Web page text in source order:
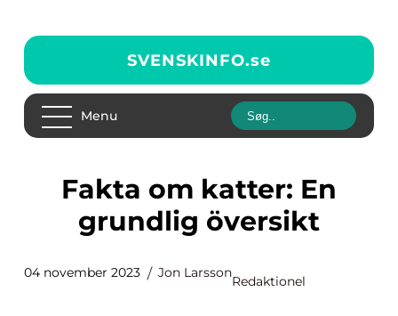
SVENSKINFO.se
Menu
Fakta om katter: En
grundlig översikt
04 november 2023 Jon Larsson
Redaktionel